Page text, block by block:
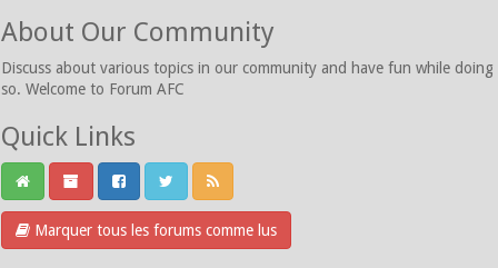
About Our Community
Discuss about various topics in our community and have fun while doing
so. Welcome to Forum AFC
Quick Links
Marquer tous les forums comme lus